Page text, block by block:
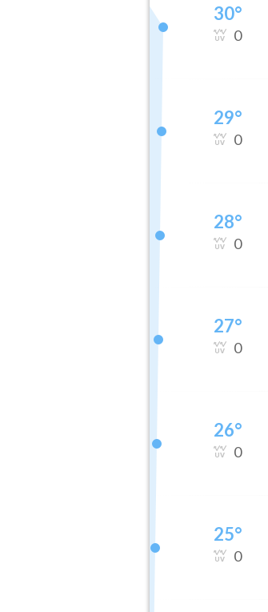
30°
0
29°
0
28°
0
27°
0
26°
0
25°
0